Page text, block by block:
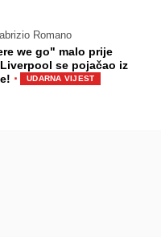
Romano
we go" malo prije
se pojačao iz
· UDARNA VIJEST